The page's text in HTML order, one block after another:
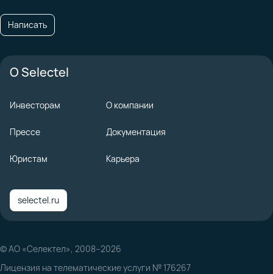
Написать
О Selectel
Инвесторам О компании
Прессе Документация
Юристам Карьера
selectel.ru
© АО «Селектел», 2008–2026
Лицензия на телематические услуги № 176267